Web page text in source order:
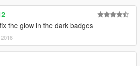
the glow in the dark badges